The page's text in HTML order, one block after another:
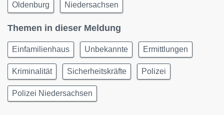
Oldenburg Niedersachsen
Themen in dieser Meldung
Einfamilienhaus Unbekannte Ermittlungen
Kriminalität Sicherheitskräfte Polizei
Polizei Niedersachsen